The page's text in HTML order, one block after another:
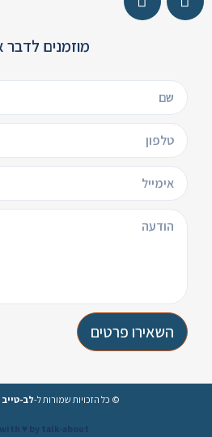
מוזמנים לדבר
השאירו פרטים
© כל הזכויות שמורות ל-לב-טייב
♥️ by talk-about